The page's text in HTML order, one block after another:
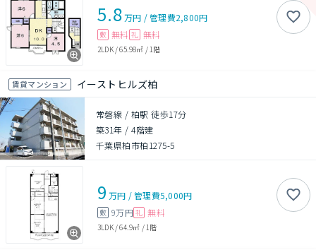
5.8万円 /管理費2,800円
敷 無料 礼 無料
2LDK/65.98㎡ / 1階
賃貸マンション イーストヒルズ柏
常磐線 / 柏駅 徒歩17分
築31年 /4階建
千葉県柏市柏1275-5
9 万円 /管理費5,000円
敷 9万円 礼 無料
3LDK/64.9㎡ / 1階